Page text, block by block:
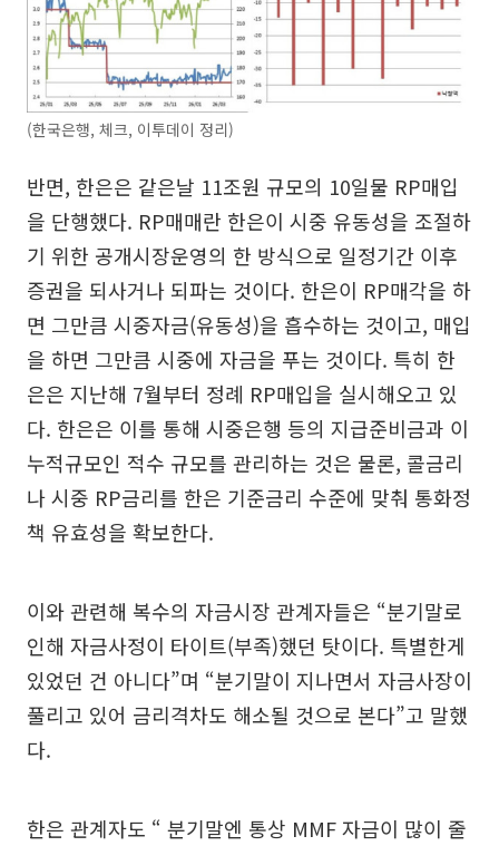
(한국은행, 체크, 이투데이 정리)
반면, 한은은 같은날 11조원 규모의 10일물 RP매입
을 단행했다. RP매매란 한은이 시중 유동성을 조절하
기 위한 공개시장운영의 한 방식으로 일정기간 이후
증권을 되사거나 되파는 것이다. 한은이 RP매각을 하
면 그만큼 시중자금(유동성)을 흡수하는 것이고, 매입
을 하면 그만큼 시중에 자금을 푸는 것이다. 특히 한
은은 지난해 7월부터 정례 RP매입을 실시해오고 있
다. 한은은 이를 통해 시중은행 등의 지급준비금과 이
누적규모인 적수 규모를 관리하는 것은 물론, 콜금리
나 시중 RP금리를 한은 기준금리 수준에 맞춰 통화정
책 유효성을 확보한다.
이와 관련해 복수의 자금시장 관계자들은 “분기말로
인해 자금사정이 타이트(부족)했던 탓이다. 특별한게
있었던 건 아니다”며 “분기말이 지나면서 자금사장이
풀리고 있어 금리격차도 해소될 것으로 본다”고 말했
다.
한은 관계자도 “ 분기말엔 통상 MMF 자금이 많이 줄